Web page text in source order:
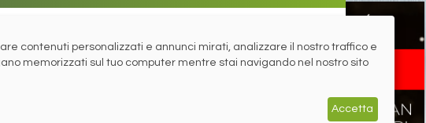
contenuti personalizzati e annunci mirati, analizzare il nostro traffico e
memorizzati sul tuo computer mentre stai navigando nel nostro sito
Accetta